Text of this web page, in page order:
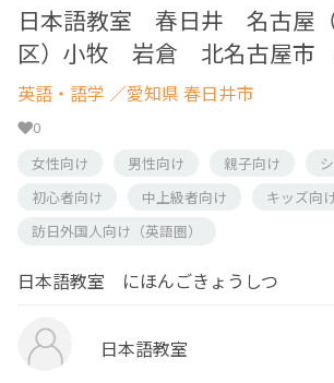
日本語教室 春日井 名古屋
区）小牧 岩倉 北名古屋市
英語・語学 ／愛知県 春日井市
0
女性向け
男性向け 親子向け
初心者向け
中上級者向け
キッズ向
訪日外国人向け（英語圏）
日本語教室 にほんごきょうしつ
日本語教室